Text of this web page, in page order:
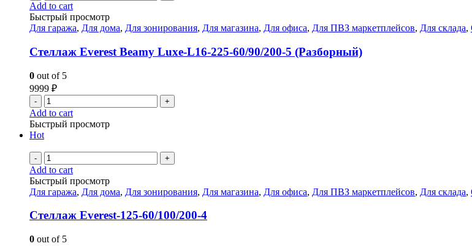
Add to cart
Быстрый просмотр
Для гаража, Для дома, Для зонирования, Для магазина, Для офиса, Для ПВЗ маркетплейсов, Для склада,
Стеллаж Everest Beamy Luxe-L16-225-60/90/200-5 (Разборный)
0 out of 5
9999 ₽
- +
Add to cart
Быстрый просмотр
Hot
- +
Add to cart
Быстрый просмотр
Для гаража, Для дома, Для зонирования, Для магазина, Для офиса, Для ПВЗ маркетплейсов, Для склада,
Стеллаж Everest-125-60/100/200-4
0 out of 5